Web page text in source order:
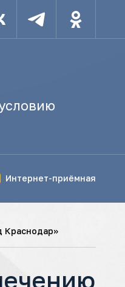
Интернет-приёмная
Краснодар»